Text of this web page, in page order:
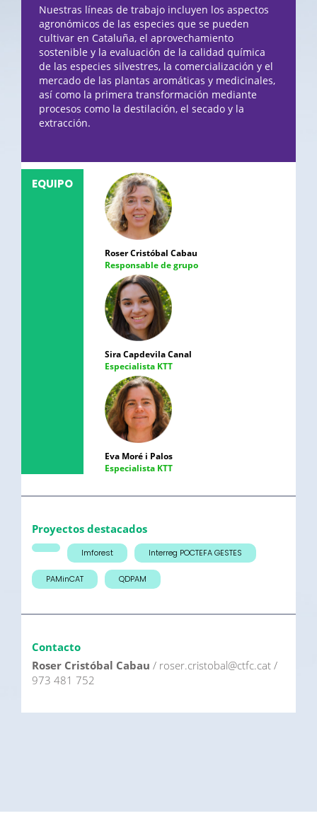
Nuestras líneas de trabajo incluyen los aspectos
agronómicos de las especies que se pueden
cultivar en Cataluña, el aprovechamiento
sostenible y la evaluación de la calidad química
de las especies silvestres, la comercialización y el
mercado de las plantas aromáticas y medicinales,
así como la primera transformación mediante
procesos como la destilación, el secado y la
extracción.
EQUIPO
Roser Cristóbal Cabau
Responsable de grupo
Sira Capdevila Canal
Especialista KTT
Eva Moré i Palos
Especialista KTT
Proyectos destacados
Imforest Interreg POCTEFA GESTES
PAMinCAT QDPAM
Contacto
Roser Cristóbal Cabau / roser.cristobal@ctfc.cat /
973 481 752